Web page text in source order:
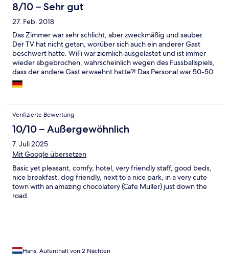
8/10 – Sehr gut
27. Feb. 2018
Das Zimmer war sehr schlicht, aber zweckmäßig und sauber.
Der TV hat nicht getan, worüber sich auch ein anderer Gast
beschwert hatte. WiFi war ziemlich ausgelastet und ist immer
wieder abgebrochen, wahrscheinlich wegen des Fussballspiels,
dass der andere Gast erwaehnt hatte?! Das Personal war 50-50
entweder super freundlich und hilfsbereit oder das absolute
Gegenteil. Alles in allem für eine Geschäftsreise okay.
Verifizierte Bewertung
10/10 – Außergewöhnlich
7. Juli 2025
Mit Google übersetzen
Basic yet pleasant, comfy, hotel, very friendly staff, good beds,
nice breakfast, dog friendly, next to a nice park, in a very cute
town with an amazing chocolatery (Cafe Muller) just down the
road.
Hans, Aufenthalt von 2 Nächten